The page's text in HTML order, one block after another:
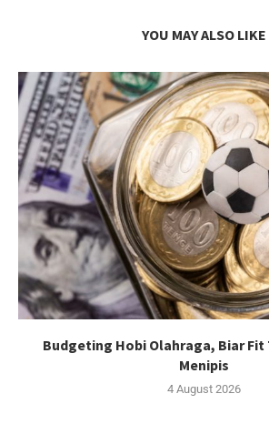
YOU MAY ALSO LIKE
Budgeting Hobi Olahraga, Biar Fit
Menipis
4 August 2026